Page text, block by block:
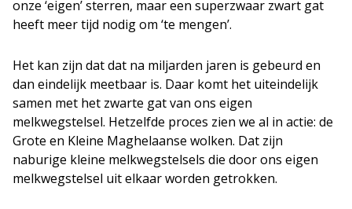
onze ‘eigen’ sterren, maar een superzwaar zwart gat
heeft meer tijd nodig om ‘te mengen’.
Het kan zijn dat dat na miljarden jaren is gebeurd en
dan eindelijk meetbaar is. Daar komt het uiteindelijk
samen met het zwarte gat van ons eigen
melkwegstelsel. Hetzelfde proces zien we al in actie: de
Grote en Kleine Maghelaanse wolken. Dat zijn
naburige kleine melkwegstelsels die door ons eigen
melkwegstelsel uit elkaar worden getrokken.